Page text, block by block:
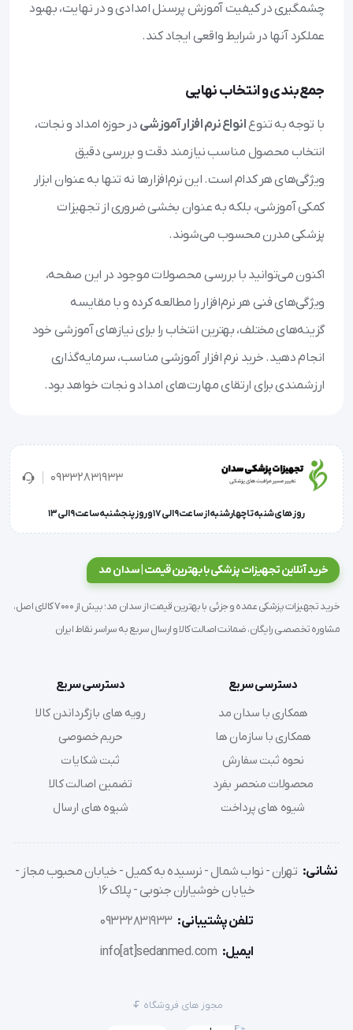
چشمگیری در کیفیت آموزش پرسنل امدادی و در نهایت، بهبود
عملکرد آنها در شرایط واقعی ایجاد کند.
جمع‌بندی و انتخاب نهایی
با توجه به تنوعانواع نرم افزار آموزشی در حوزه امداد و نجات،
انتخاب محصول مناسب نیازمند دقت و بررسی دقیق
ویژگی‌های هر کدام است. این نرم‌افزارها نه تنها به عنوان ابزار
کمکی آموزشی، بلکه به عنوان بخشی ضروری از تجهیزات
پزشکی مدرن محسوب می‌شوند.
اکنون می‌توانید با بررسی محصولات موجود در این صفحه،
ویژگی‌های فنی هر نرم‌افزار را مطالعه کرده و با مقایسه
گزینه‌های مختلف، بهترین انتخاب را برای نیازهای آموزشی خود
انجام دهید. خرید نرم افزار آموزشی مناسب، سرمایه‌گذاری
ارزشمندی برای ارتقای مهارت‌های امداد و نجات خواهد بود.
09332831933
روز های شنبه تا چهارشنبه از ساعت 9 الی 17 و روز پنجشنبه ساعت 9 الی 13
خرید آنلاین تجهیزات پزشکی با بهترین قیمت | سدان مد
خرید تجهیزات پزشکی عمده و جزئی با بهترین قیمت از سدان مد؛ بیش از 7000 کالای اصل،
مشاوره تخصصی رایگان، ضمانت اصالت کالا و ارسال سریع به سراسر نقاط ایران
دسترسی سریع
همکاری با سدان مد
همکاری با سازمان ها
نحوه ثبت سفارش
محصولات منحصر بفرد
شیوه های پرداخت
دسترسی سریع
رویه های بازگرداندن کالا
حریم خصوصی
ثبت شکایات
تضمین اصالت کالا
شیوه های ارسال
نشانی: تهران - نواب شمال - نرسیده به کمیل - خیابان محبوب مجاز -
خیابان خوشیاران جنوبی - پلاک 16
تلفن پشتیبانی: 09332831933
ایمیل: info[at]sedanmed.com
مجوز های فروشگاه